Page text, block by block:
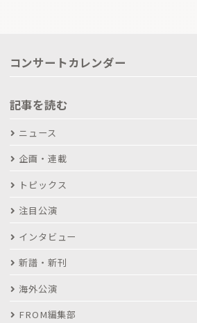
コンサートカレンダー
記事を読む
ニュース
企画・連載
トピックス
注目公演
インタビュー
新譜・新刊
海外公演
FROM編集部